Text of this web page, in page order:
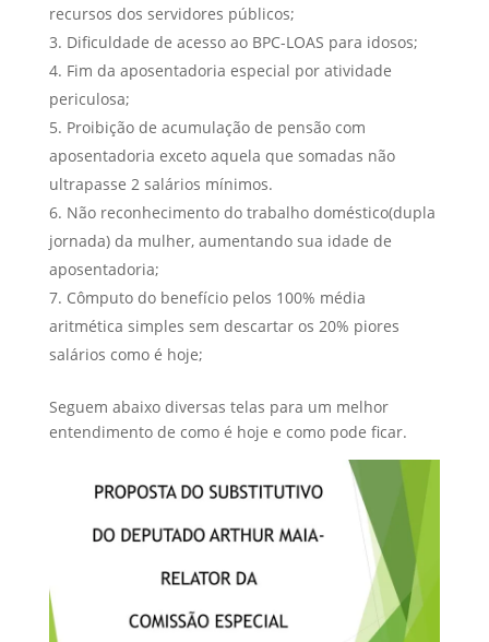
recursos dos servidores públicos;
Dificuldade de acesso ao BPC-LOAS para idosos;
Fim da aposentadoria especial por atividade
periculosa;
Proibição de acumulação de pensão com
aposentadoria exceto aquela que somadas não
ultrapasse 2 salários mínimos.
Não reconhecimento do trabalho doméstico(dupla
jornada) da mulher, aumentando sua idade de
aposentadoria;
Cômputo do benefício pelos 100% média
aritmética simples sem descartar os 20% piores
salários como é hoje;
Seguem abaixo diversas telas para um melhor
entendimento de como é hoje e como pode ficar.